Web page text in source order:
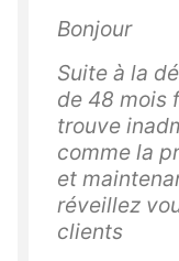
Bonjour
Suite à la
de 48 mois
trouve
comme la
et
réveillez
clients